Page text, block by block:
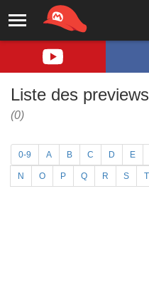
Liste des
(0)
0-9 A B C D E
N O P Q R S T